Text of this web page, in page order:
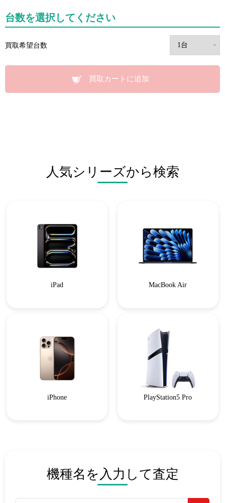
台数を選択してください
買取希望台数
買取カートに追加
人気シリーズから検索
iPad MacBook Air
iPhone PlayStation5 Pro
機種名を入力して査定